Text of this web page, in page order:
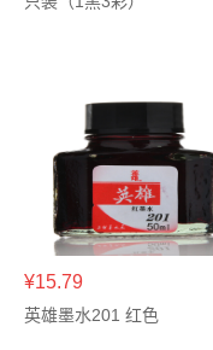
¥15.79
英雄墨水201 红色